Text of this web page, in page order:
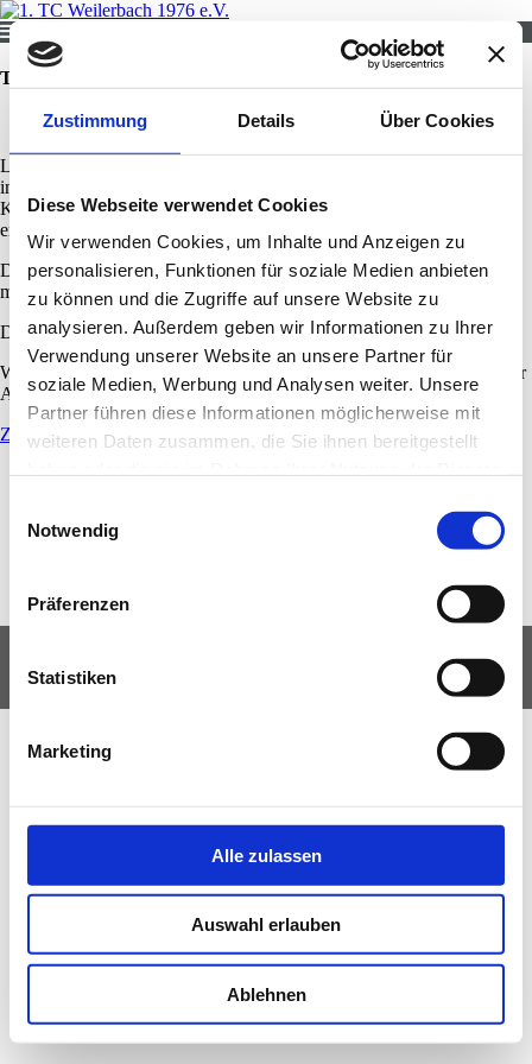
Zustimmung Details Über Cookies
Diese Webseite verwendet Cookies
Wir verwenden Cookies, um Inhalte und Anzeigen zu
personalisieren, Funktionen für soziale Medien anbieten
zu können und die Zugriffe auf unsere Website zu
analysieren. Außerdem geben wir Informationen zu Ihrer
Verwendung unserer Website an unsere Partner für
soziale Medien, Werbung und Analysen weiter. Unsere
Partner führen diese Informationen möglicherweise mit
weiteren Daten zusammen, die Sie ihnen bereitgestellt
Notwendig
Präferenzen
Statistiken
Marketing
Alle zulassen
Auswahl erlauben
Ablehnen
TCW-Outfit
Liebe Mitglieder,
in diesem Jahr haben wir für euch in Zusammenarbeit mit Best of
Kaiserslautern und DSign Textildruck wieder ein neues Vereinsoutfit
erstellt.
Die Bestellung ist bis zum 10.04. über das verlinkte Formular
möglich.
Die Preise könnt ihr dem angehängten Flyer entnehmen.
Wir freuen uns darauf, euch im "Weilerbach-grün" im Sommer auf der
Anlage zu sehen!
Zur Bestellung